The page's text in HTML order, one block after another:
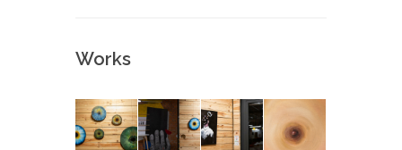
Works